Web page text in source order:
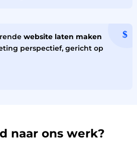
website laten maken
perspectief, gericht op
naar ons werk?